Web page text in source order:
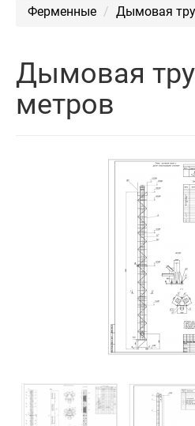
Ферменные Дымовая
Дымовая
метров